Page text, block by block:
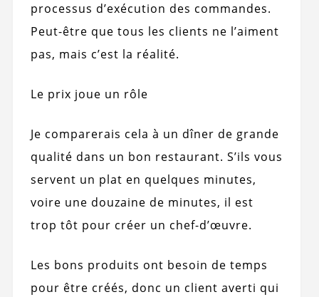
processus d’exécution des commandes.
Peut-être que tous les clients ne l’aiment
pas, mais c’est la réalité.
Le prix joue un rôle
Je comparerais cela à un dîner de grande
qualité dans un bon restaurant. S’ils vous
servent un plat en quelques minutes,
voire une douzaine de minutes, il est
trop tôt pour créer un chef-d’œuvre.
Les bons produits ont besoin de temps
pour être créés, donc un client averti qui